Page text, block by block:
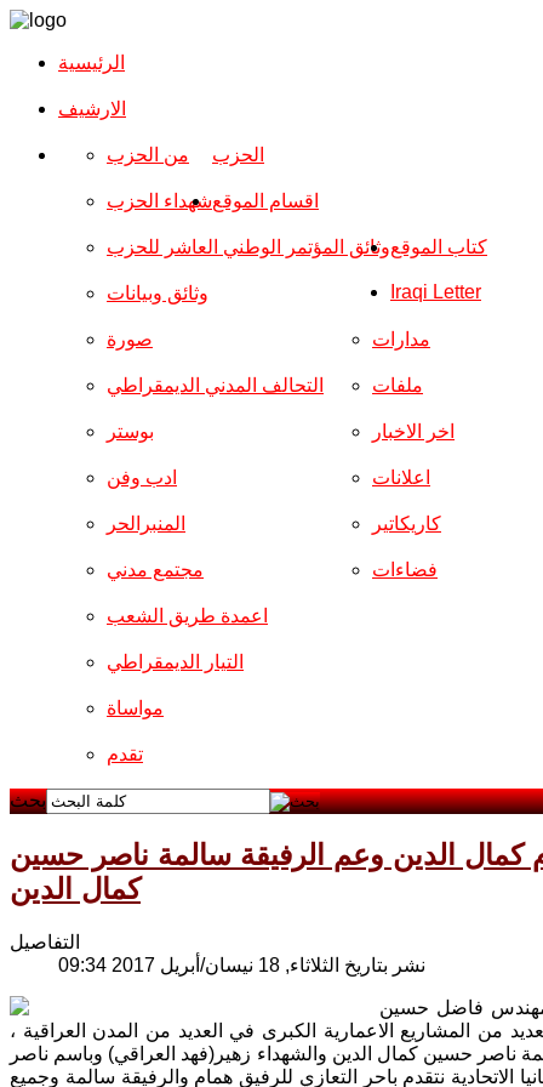
الرئيسية
الارشیف
الحزب من الحزب
شهداء الحزب
وثائق المؤتمر الوطني العاشر للحزب
وثائق وبيانات
اقسام الموقع
صورة
التحالف المدني الديمقراطي
بوستر
ادب وفن
المنبرالحر
مجتمع مدني
مدارات
ملفات
اخر الاخبار
اعلانات
كاريكاتير
فضاءات
اعمدة طريق الشعب
التيار الديمقراطي
مواساة
تقدم
كتاب الموقع
Iraqi Letter
بحث
كمال الدين وعم الرفيقة سالمة ناصر حسين
كمال الدين
التفاصيل
نشر بتاريخ الثلاثاء, 18 نيسان/أبريل 2017 09:34
الشخصية الوطنية المهندس فاضل حسين
من المشاريع الاعمارية الكبرى في العديد من المدن العراقية ،
ناصر حسين كمال الدين والشهداء زهير(فهد العراقي) وباسم ناصر
نتقدم باحر التعازي للرفيق همام والرفيقة سالمة وجميع